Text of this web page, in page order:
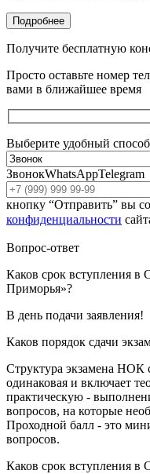
Подробнее
Получите бесплатную
Просто оставьте номер
вами в ближайшее время
Выберите удобный способ
ЗвонокWhatsAppTelegram
кнопку “Отправить” вы
конфиденциальности
Вопрос-ответ
Каков срок вступления в
Приморья»?
В день подачи заявления!
Каков порядок сдачи
Структура экзамена НОК
одинаковая и включает
практическую -
вопросов, на которые
Проходной балл - это
вопросов.
Каков срок вступления в